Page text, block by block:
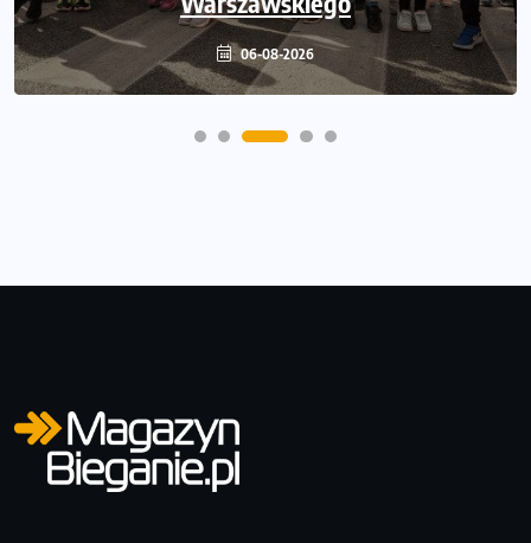
06-08-2026
06-08-2026